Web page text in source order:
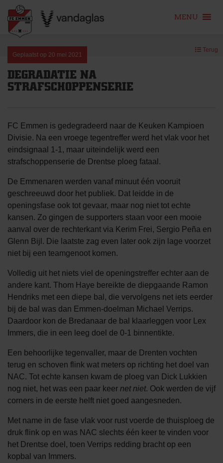
content
MENU
Geplaatst op 20 mei 2021
Terug
DEGRADATIE NA
STRAFSCHOPPENSERIE
FC Emmen is gedegradeerd naar de Keuken Kampioen
Divisie. Na een vroege tegentreffer werd het vlak voor het
eindsignaal 1-1, maar uiteindelijk werd een
strafschoppenserie de Drentse ploeg fataal.
De Emmenaren werden vanaf minuut één vooruit
geschreeuwd door het publiek. Dat leidde in de
openingsfase ook tot gevaar, maar nog niet tot echte
kansen. Zo gingen de supporters staan voor een mooie
aanval over de rechterkant via Kerim Frei, Sergio Peña en
Glenn Bijl. Die laatste zag even later ook zijn lage voorzet
niet bij een teamgenoot komen.
Volledig uit het niets viel de openingstreffer echter aan de
andere kant. Thom Haye bereikte de diepgaande Ramon
Hendriks met een diepe bal, die vervolgens net iets eerder
bij de bal was dan Emmen-doelman Michael Verrips.
Daardoor kon de Bredanaar de bal klaarleggen voor Lex
Immers, die in een leeg doel de 0-1 binnentikte.
Een behoorlijke tegenvaller, maar de Drenten vochten
terug en schoven flink wat meters op richting het doel van
NAC. Tot echte kansen kwam de ploeg van Dick Lukkien
nog niet, het was een paar keer net niet. Ook werden de vijf
corners in de eerste helft niet goed aangesneden.
Met name in de fase vlak voor rust voerde de thuisploeg de
druk flink op en was NAC slechts één keer te vinden voor
het Drentse doel, toen Verrips redding bracht op een
kopbal van Immers.